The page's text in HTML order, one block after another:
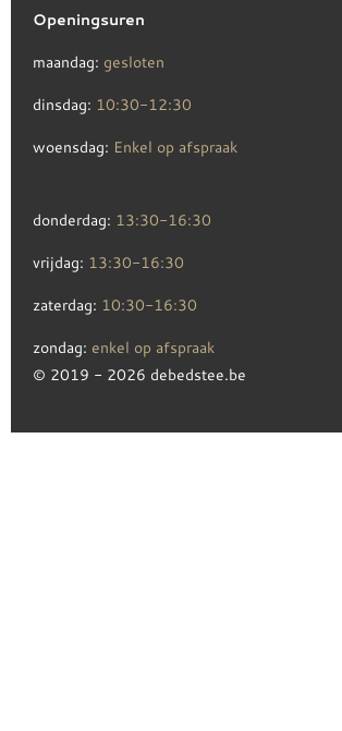
Openingsuren
maandag: gesloten
dinsdag: 10:30-12:30
woensdag: Enkel op afspraak
donderdag: 13:30-16:30
vrijdag: 13:30-16:30
zaterdag: 10:30-16:30
zondag: enkel op afspraak
© 2019 - 2026 debedstee.be